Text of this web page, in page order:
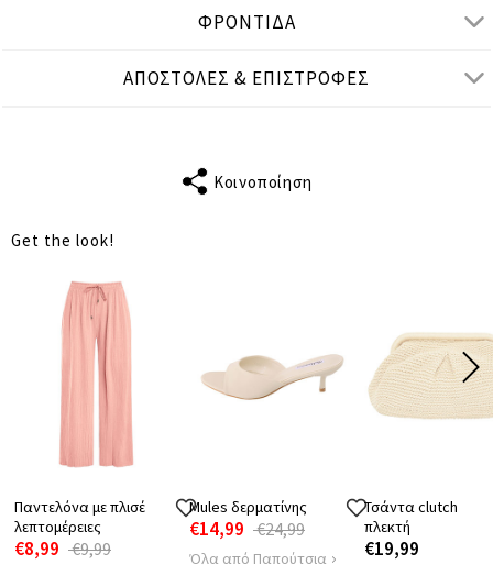
in
ΣΤΗΘΟΣ
ΜΕΣΗ
ΜΗΚΟΣ
ΑΠΟΣΤΑΣΗ
One Size
33
88
ΦΡΟΝΤΙΔΑ
ΑΠΟΣΤΟΛΕΣ & ΕΠΙΣΤΡΟΦΕΣ
Κοινοποίηση
Get the look!
Παντελόνα με πλισέ
λεπτομέρειες
€8,99 €9,99
Mules δερματίνης
€14,99 €24,99
Όλα από Παπούτσια
Τσάντα clutch
πλεκτή
€19,99